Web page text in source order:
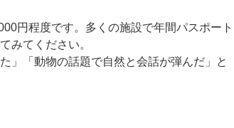
円程度です。多くの施設で年間パスポート
みてください。
」「動物の話題で自然と会話が弾んだ」と